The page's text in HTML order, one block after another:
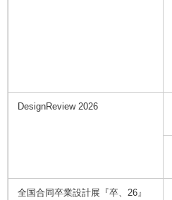
DesignReview 2026
全国合同卒業設計展『卒、26』